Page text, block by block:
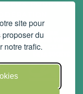
site pour
du
notre trafic.
POUR LA